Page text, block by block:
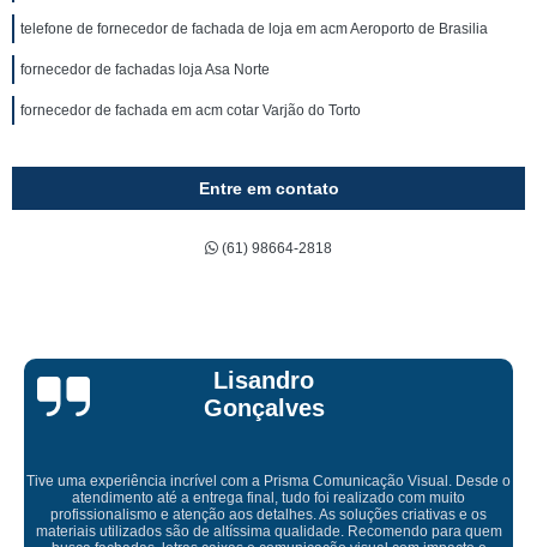
telefone de fornecedor de fachada de loja em acm Aeroporto de Brasilia
fornecedor de fachadas loja Asa Norte
fornecedor de fachada em acm cotar Varjão do Torto
Entre em contato
(61) 98664-2818
Visual. Desde o
realizado com muito
soluções criativas e os
Recomendo para quem
Empresa maravilhosa, entregue antes
ficou perfeita, indico de